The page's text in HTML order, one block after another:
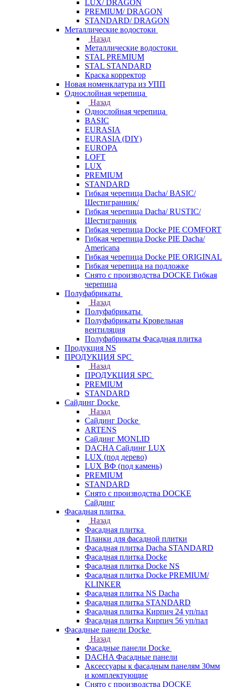
LUX/ DRAGON
PREMIUM/ DRAGON
STANDARD/ DRAGON
Металлические водостоки
Назад
Металлические водостоки
STAL PREMIUM
STAL STANDARD
Краска корректор
Новая номенклатура из УПП
Однослойная черепица
Назад
Однослойная черепица
BASIC
EURASIA
EURASIA (DIY)
EUROPA
LOFT
LUX
PREMIUM
STANDARD
Гибкая черепица Dacha/ BASIC/
Шестигранник/
Гибкая черепица Dacha/ RUSTIC/
Шестигранник
Гибкая черепица Docke PIE COMFORT
Гибкая черепица Docke PIE Dacha/
Americana
Гибкая черепица Docke PIE ОRIGINАL
Гибкая черепица на подложке
Снято с производства DOCKE Гибкая
черепица
Полуфабрикаты
Назад
Полуфабрикаты
Полуфабрикаты Кровельная
вентиляция
Полуфабрикаты Фасадная плитка
Продукция NS
ПРОДУКЦИЯ SPC
Назад
ПРОДУКЦИЯ SPC
PREMIUM
STANDARD
Сайдинг Docke
Назад
Сайдинг Docke
ARTENS
Cайдинг MONLID
DACHA Сайдинг LUX
LUX (под дерево)
LUX ВФ (под камень)
PREMIUM
STANDARD
Снято с производства DOCKE
Сайдинг
Фасадная плитка
Назад
Фасадная плитка
Планки для фасадной плитки
Фасадная плитка Dacha STANDARD
Фасадная плитка Docke
Фасадная плитка Docke NS
Фасадная плитка Docke PREMIUM/
KLINKER
Фасадная плитка NS Dacha
Фасадная плитка STANDARD
Фасадная плитка Кирпич 24 уп/пал
Фасадная плитка Кирпич 56 уп/пал
Фасадные панели Docke
Назад
Фасадные панели Docke
DACHA Фасадные панели
Аксессуары к фасадным панелям 30мм
и комплектующие
Снято с производства DOCKE